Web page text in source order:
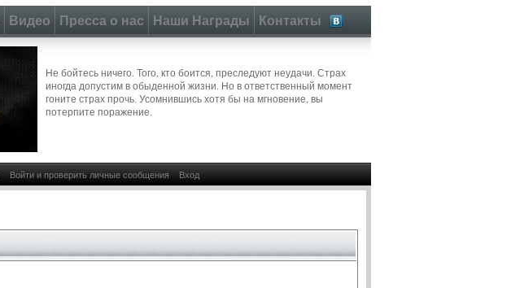
Видео Пресса о нас Наши Награды Контакты
Не бойтесь ничего. Того, кто боится, преследуют неудачи. Страх
иногда допустим в обыденной жизни. Но в ответственный момент
гоните страх прочь. Усомнившись хотя бы на мгновение, вы
потерпите поражение.
Войти и проверить личные сообщения Вход